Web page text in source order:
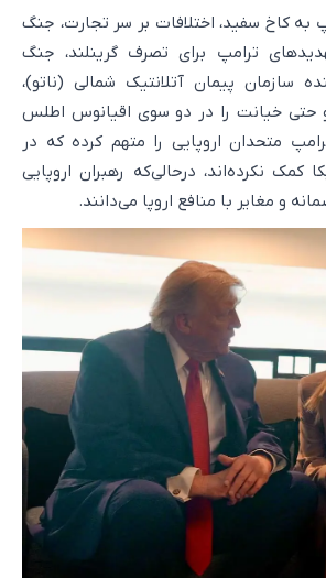
به کاخ سفید، اختلافات بر سر تجارت، جنگ
ترامپ برای تصرف گرینلند، جنگ
سازمان پیمان آتلانتیک شمالی (ناتو)،
حتی خیانت را در دو سوی اقیانوس اطلس
متحدان اروپایی را متهم کرده که در
کمک نکرده‌اند، درحالی‌که رهبران اروپایی
و مغایر با منافع اروپا می‌دانند.